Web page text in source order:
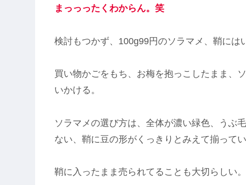
まっっったくわからん。笑
検討もつかず、100g99円のソラマメ、鞘には
買い物かごをもち、お梅を抱っこしたまま、
いかける。
ソラマメの選び方は、全体が濃い緑色、うぶ
ない、鞘に豆の形がくっきりとみえて揃って
鞘に入ったまま売られてることも大切らしい。